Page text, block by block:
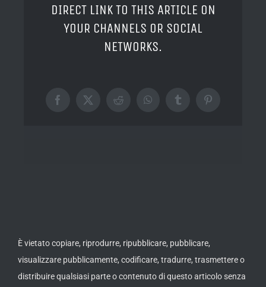
DIRECT LINK TO THIS ARTICLE ON
YOUR CHANNELS OR SOCIAL
NETWORKS.
Facebook
X RedditWhatsAppTumblrPinterest
È vietato copiare, riprodurre, ripubblicare, pubblicare,
visualizzare pubblicamente, codificare, tradurre, trasmettere o
distribuire qualsiasi parte o contenuto di questo articolo senza